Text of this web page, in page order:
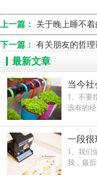
上一篇： 关于晚上睡不
下一篇： 有关朋友的哲理
最新文章
当今社
心中的
1、不要
该有的经
一段很
别呻吟
1、我们
我，最后